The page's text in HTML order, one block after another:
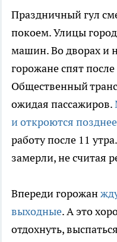
Праздничный гул
покоем. Улицы
машин. Во дворах и
горожане спят
Общественный
ожидая пассажиров.
и откроются
работу после 11
замерли, не считая
Впереди горожан
выходные. А это
отдохнуть,